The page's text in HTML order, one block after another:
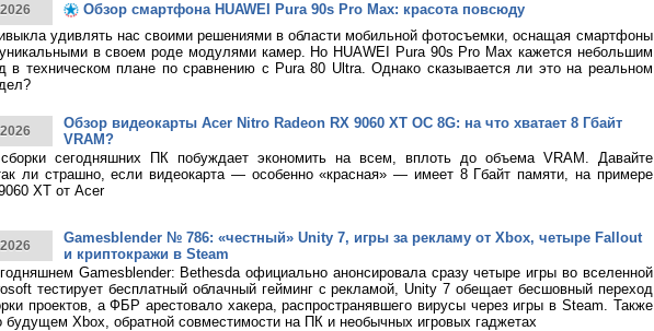
Обзор смартфона HUAWEI Pura 90s Pro Max: красота повсюду
удивлять нас своими решениями в области мобильной фотосъемки, оснащая смартфоны
в своем роде модулями камер. Но HUAWEI Pura 90s Pro Max кажется небольшим
в техническом плане по сравнению с Pura 80 Ultra. Однако сказывается ли это на реальном
Обзор видеокарты Acer Nitro Radeon RX 9060 XT OC 8G: на что хватает 8 Гбайт
VRAM?
сегодняшних ПК побуждает экономить на всем, вплоть до объема VRAM. Давайте
ли страшно, если видеокарта — особенно «красная» — имеет 8 Гбайт памяти, на примере
XT от Acer
Gamesblender № 786: «честный» Unity 7, игры за рекламу от Xbox, четыре Fallout
и криптокражи в Steam
Gamesblender: Bethesda официально анонсировала сразу четыре игры во вселенной
тестирует бесплатный облачный гейминг с рекламой, Unity 7 обещает бесшовный переход
проектов, а ФБР арестовало хакера, распространявшего вирусы через игры в Steam. Также
будущем Xbox, обратной совместимости на ПК и необычных игровых гаджетах